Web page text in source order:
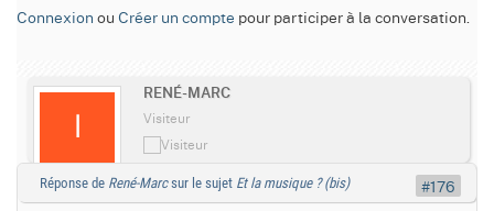
Connexion ou Créer un compte pour participer à la conversation.
RENÉ-MARC
Visiteur
Réponse de René-Marcsur le sujet Et la musique ? (bis) #176